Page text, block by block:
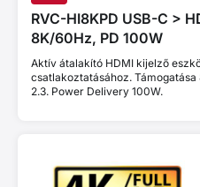
RVC-HI8KPD USB-C >
8K/60Hz, PD 100W
Aktív átalakító HDMI kijelző
csatlakoztatásához.
2.3. Power Delivery 100W.